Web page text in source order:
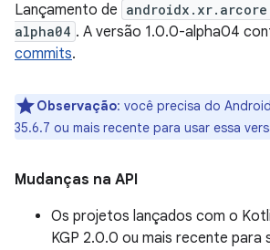
Lançamento de
alpha04 . A versão 1.0.0-alpha04
commits.
Observação: você precisa do
35.6.7 ou mais recente para usar essa
Mudanças na API
Os projetos lançados com o
KGP 2.0.0 ou mais recente para